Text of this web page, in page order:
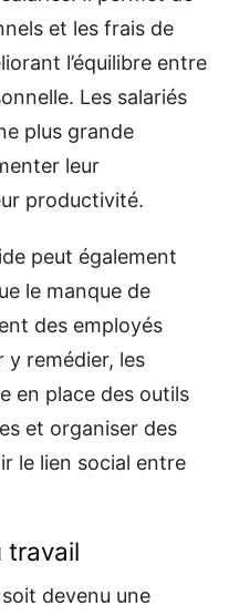
et les frais de
l’équilibre entre
Les salariés
plus grande
leur
productivité.
peut également
le manque de
des employés
y remédier, les
en place des outils
et organiser des
le lien social entre
travail
devenu une